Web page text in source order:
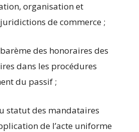
organisation et
de commerce ;
des honoraires des
dans les procédures
du passif ;
statut des mandataires
de l’acte uniforme